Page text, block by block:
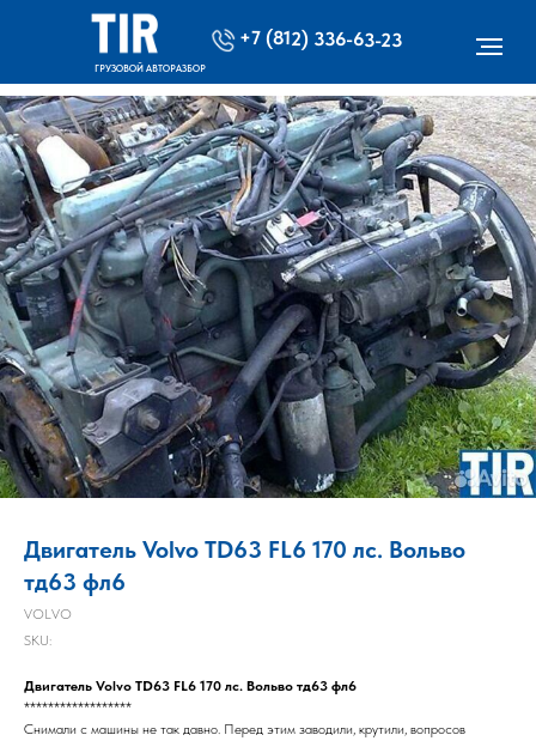
+7 (812) 336-63-23
ГРУЗОВОЙ АВТОРАЗБОР
Двигатель Volvo TD63 FL6 170 лс. Вольво
тд63 фл6
VOLVO
SKU:
Двигатель Volvo TD63 FL6 170 лс. Вольво тд63 фл6
******************
Снимали с машины не так давно. Перед этим заводили, крутили, вопросов